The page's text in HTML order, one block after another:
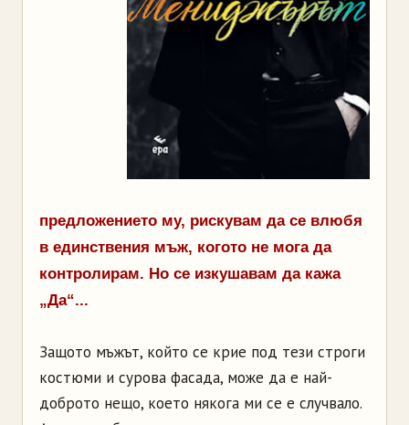
предложението му, рискувам да се влюбя
в единствения мъж, когото не мога да
контролирам. Но се изкушавам да кажа
„Да“...
Защото мъжът, който се крие под тези строги
костюми и сурова фасада, може да е най-
доброто нещо, което някога ми се е случвало.